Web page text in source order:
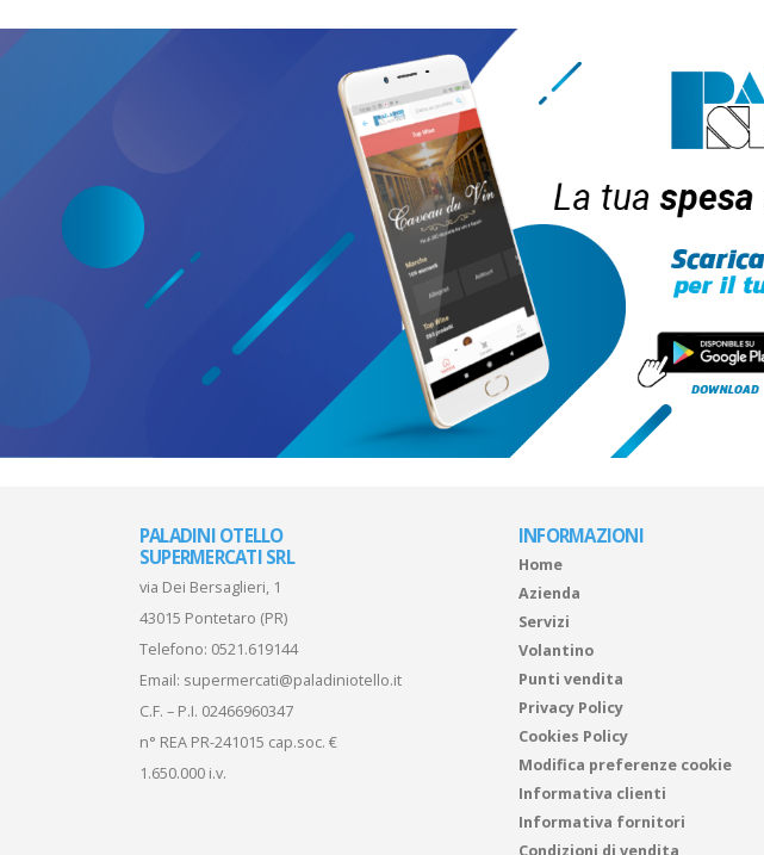
PALADINI OTELLO
SUPERMERCATI SRL
via Dei Bersaglieri, 1
43015 Pontetaro (PR)
Telefono: 0521.619144
Email: supermercati@paladiniotello.it
C.F. – P.I. 02466960347
n° REA PR-241015 cap.soc. €
1.650.000 i.v.
INFORMAZIONI
Home
Azienda
Servizi
Volantino
Punti vendita
Privacy Policy
Cookies Policy
Modifica preferenze cookie
Informativa clienti
Informativa fornitori
Condizioni di vendita